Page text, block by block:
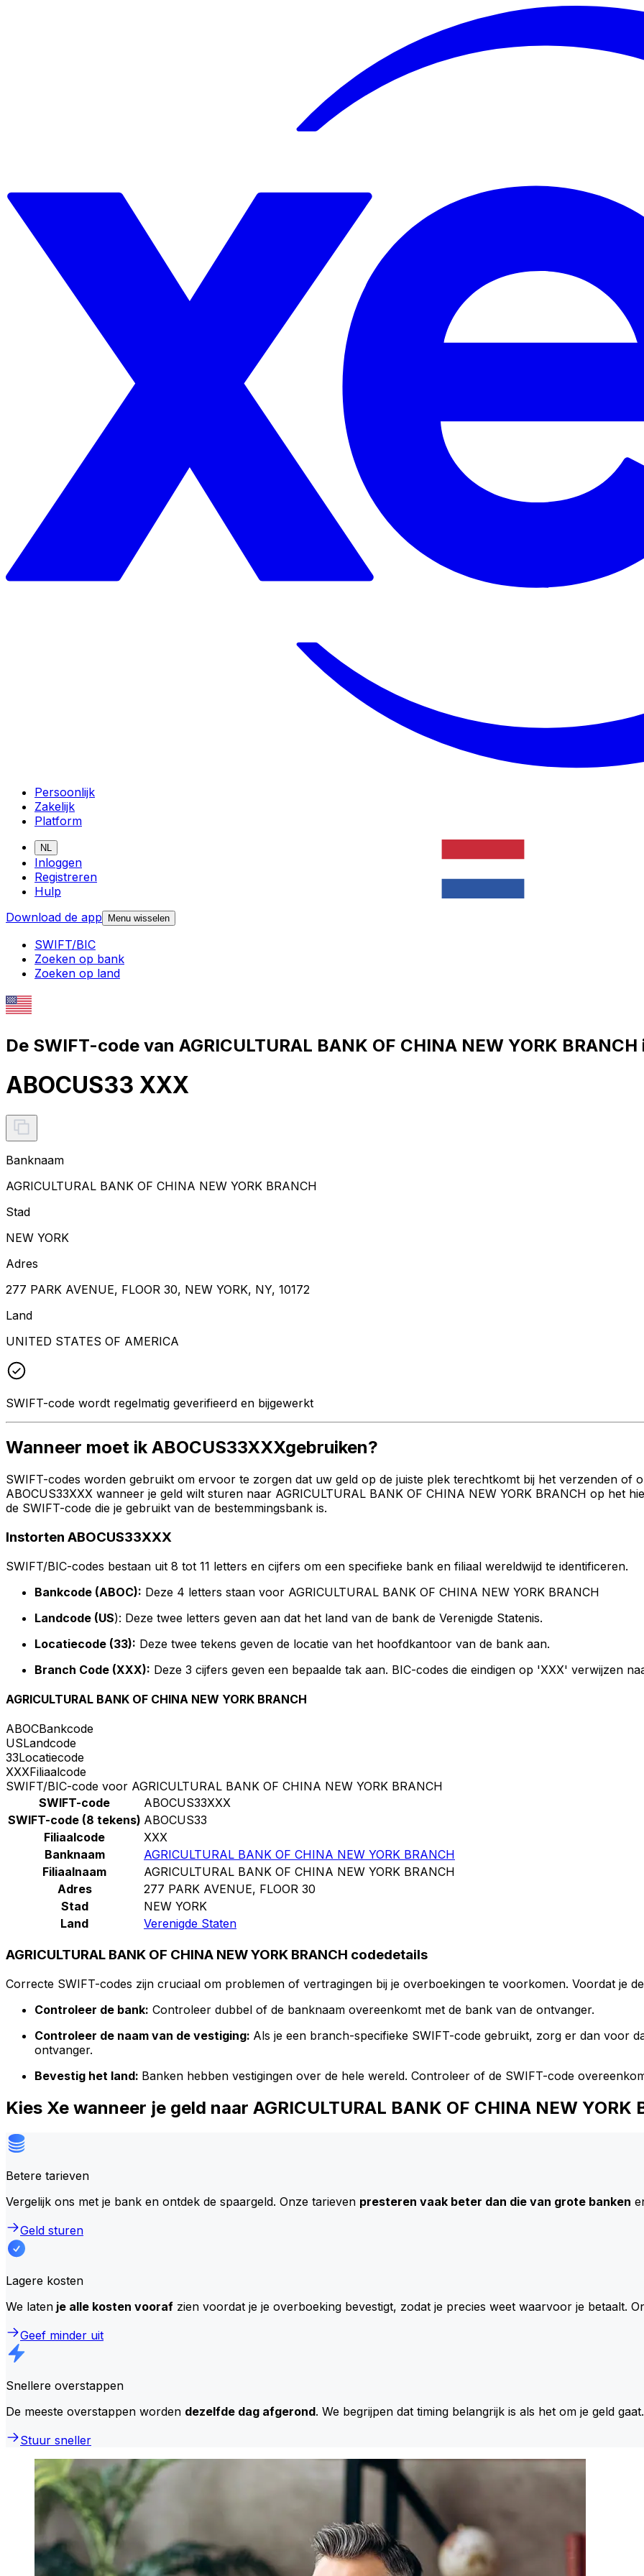
Persoonlijk
Zakelijk
Platform
NL
Inloggen
Registreren
Hulp
Download de app
Menu wisselen
SWIFT/BIC
Zoeken op bank
Zoeken op land
De SWIFT-code van AGRICULTURAL BANK OF CHINA NEW YORK BRANCH
ABOCUS33 XXX
Banknaam
AGRICULTURAL BANK OF CHINA NEW YORK BRANCH
Stad
NEW YORK
Adres
277 PARK AVENUE, FLOOR 30, NEW YORK, NY, 10172
Land
UNITED STATES OF AMERICA
SWIFT-code wordt regelmatig geverifieerd en bijgewerkt
Wanneer moet ik ABOCUS33XXXgebruiken?
SWIFT-codes worden gebruikt om ervoor te zorgen dat uw geld op de juiste plek terechtkomt bij het verzenden of
ABOCUS33XXX wanneer je geld wilt sturen naar AGRICULTURAL BANK OF CHINA NEW YORK BRANCH op het
de SWIFT-code die je gebruikt van de bestemmingsbank is.
Instorten ABOCUS33XXX
SWIFT/BIC-codes bestaan uit 8 tot 11 letters en cijfers om een specifieke bank en filiaal wereldwijd te identificeren.
Bankcode (ABOC): Deze 4 letters staan voor AGRICULTURAL BANK OF CHINA NEW YORK BRANCH
Landcode (US): Deze twee letters geven aan dat het land van de bank de Verenigde Statenis.
Locatiecode (33): Deze twee tekens geven de locatie van het hoofdkantoor van de bank aan.
Branch Code (XXX): Deze 3 cijfers geven een bepaalde tak aan. BIC-codes die eindigen op 'XXX' verwijzen
AGRICULTURAL BANK OF CHINA NEW YORK BRANCH
ABOCBankcode
USLandcode
33Locatiecode
XXXFiliaalcode
SWIFT/BIC-code voor AGRICULTURAL BANK OF CHINA NEW YORK BRANCH
SWIFT-code
ABOCUS33XXX
SWIFT-code (8 tekens) ABOCUS33
Filiaalcode
XXX
Banknaam
AGRICULTURAL BANK OF CHINA NEW YORK BRANCH
Filiaalnaam
AGRICULTURAL BANK OF CHINA NEW YORK BRANCH
Adres
277 PARK AVENUE, FLOOR 30
Stad
NEW YORK
Land
Verenigde Staten
AGRICULTURAL BANK OF CHINA NEW YORK BRANCH codedetails
Correcte SWIFT-codes zijn cruciaal om problemen of vertragingen bij je overboekingen te voorkomen. Voordat je
Controleer de bank: Controleer dubbel of de banknaam overeenkomt met de bank van de ontvanger.
Controleer de naam van de vestiging: Als je een branch-specifieke SWIFT-code gebruikt, zorg er dan voor
ontvanger.
Bevestig het land: Banken hebben vestigingen over de hele wereld. Controleer of de SWIFT-code
Kies Xe wanneer je geld naar AGRICULTURAL BANK OF CHINA NEW YORK
Betere tarieven
Vergelijk ons met je bank en ontdek de spaargeld. Onze tarieven presteren vaak beter dan die van grote banken
Geld sturen
Lagere kosten
We laten je alle kosten vooraf zien voordat je je overboeking bevestigt, zodat je precies weet waarvoor je betaalt.
Geef minder uit
Snellere overstappen
De meeste overstappen worden dezelfde dag afgerond. We begrijpen dat timing belangrijk is als het om je geld gaat.
Stuur sneller